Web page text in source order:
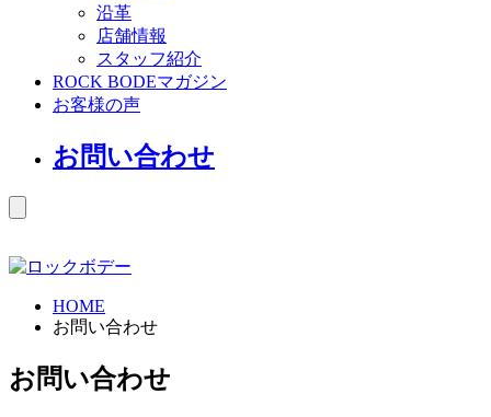
沿革
店舗情報
スタッフ紹介
ROCK BODEマガジン
お客様の声
お問い合わせ
HOME
お問い合わせ
お問い合わせ